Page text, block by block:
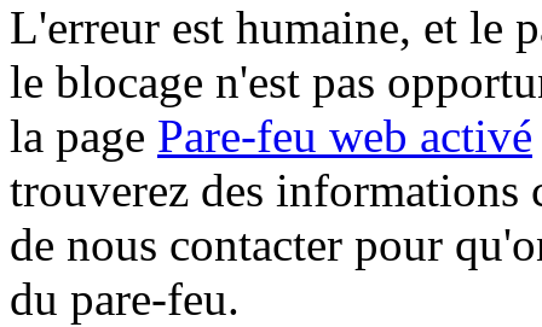
L'erreur est humaine, et le
le blocage n'est pas
la page Pare-feu web activé
trouverez des informations
de nous contacter pour
du pare-feu.